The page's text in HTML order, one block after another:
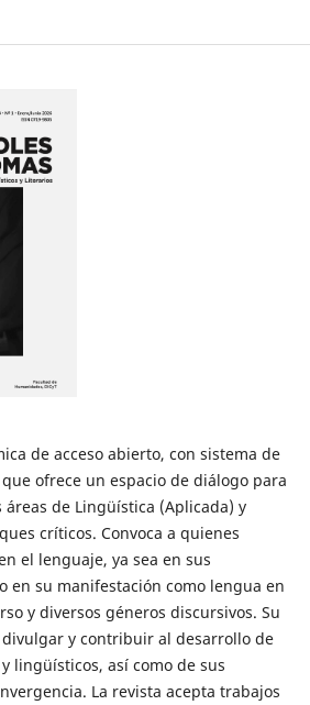
de acceso abierto, con sistema de
ofrece un espacio de diálogo para
de Lingüística (Aplicada) y
críticos. Convoca a quienes
el lenguaje, ya sea en sus
en su manifestación como lengua en
y diversos géneros discursivos. Su
y contribuir al desarrollo de
lingüísticos, así como de sus
La revista acepta trabajos